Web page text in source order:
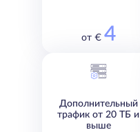
от € 4
Дополнительный
трафик от 20 ТБ и
выше